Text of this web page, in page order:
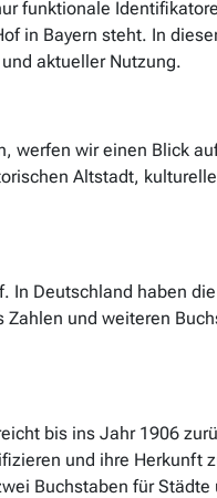
funktionale
in Bayern steht. In
aktueller Nutzung.
werfen wir einen Blick
Altstadt,
In Deutschland haben
und weiteren
bis ins Jahr 1906
und ihre Herkunft
Buchstaben für